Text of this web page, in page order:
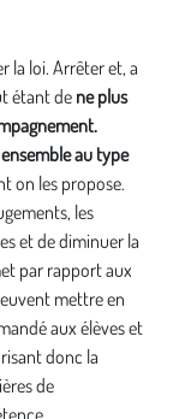
la loi. Arrêter et, a
étant dene plus
au type
on les propose.
les
et de diminuer la
par rapport aux
mettre en
aux élèves et
donc la
de